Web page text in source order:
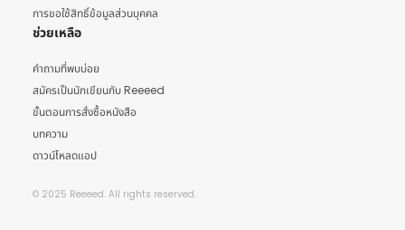
การขอใช้สิทธิ์ข้อมูลส่วนบุคคล
ช่วยเหลือ
คำถามที่พบบ่อย
สมัครเป็นนักเขียนกับ Reeeed
ขั้นตอนการสั่งซื้อหนังสือ
บทความ
ดาวน์โหลดแอป
© 2025 Reeeed. All rights reserved.